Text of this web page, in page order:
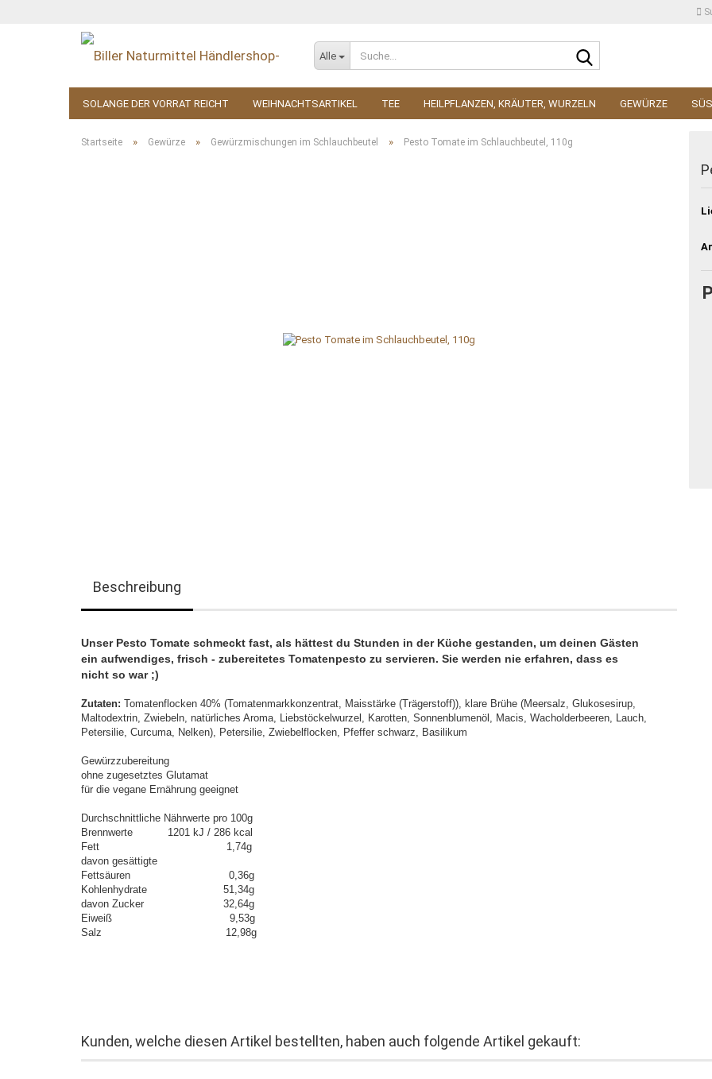
Alle
SOLANGE DER VORRAT REICHT WEIHNACHTSARTIKEL TEE HEILPFLANZEN, KRÄUTER, WURZELN GEWÜRZE
KOSMETIK ZUBEHÖR
Startseite » Gewürze » Gewürzmischungen im Schlauchbeutel » Pesto Tomate im Schlauchbeutel, 110g
Beschreibung
Unser Pesto Tomate schmeckt fast, als hättest du Stunden in der Küche gestanden, um deinen Gästen
ein aufwendiges, frisch - zubereitetes Tomatenpesto zu servieren. Sie werden nie erfahren, dass es
nicht so war ;)
Zutaten: Tomatenflocken 40% (Tomatenmarkkonzentrat, Maisstärke (Trägerstoff)), klare Brühe (Meersalz, Glukosesirup,
Maltodextrin, Zwiebeln, natürliches Aroma, Liebstöckelwurzel, Karotten, Sonnenblumenöl, Macis, Wacholderbeeren, Lauch,
Petersilie, Curcuma, Nelken), Petersilie, Zwiebelflocken, Pfeffer schwarz, Basilikum
Gewürzzubereitung
ohne zugesetztes Glutamat
für die vegane Ernährung geeignet
Durchschnittliche Nährwerte pro 100g
Brennwerte 1201 kJ / 286 kcal
Fett 1,74g
davon gesättigte
Fettsäuren 0,36g
Kohlenhydrate 51,34g
davon Zucker 32,64g
Eiweiß 9,53g
Salz 12,98g
Kunden, welche diesen Artikel bestellten, haben auch folgende Artikel gekauft: